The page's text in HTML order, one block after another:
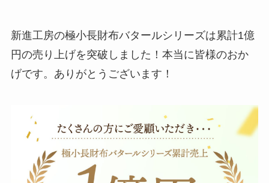
新進工房の極小長財布バタールシリーズは累計1億
円の売り上げを突破しました！本当に皆様のおか
げです。ありがとうございます！